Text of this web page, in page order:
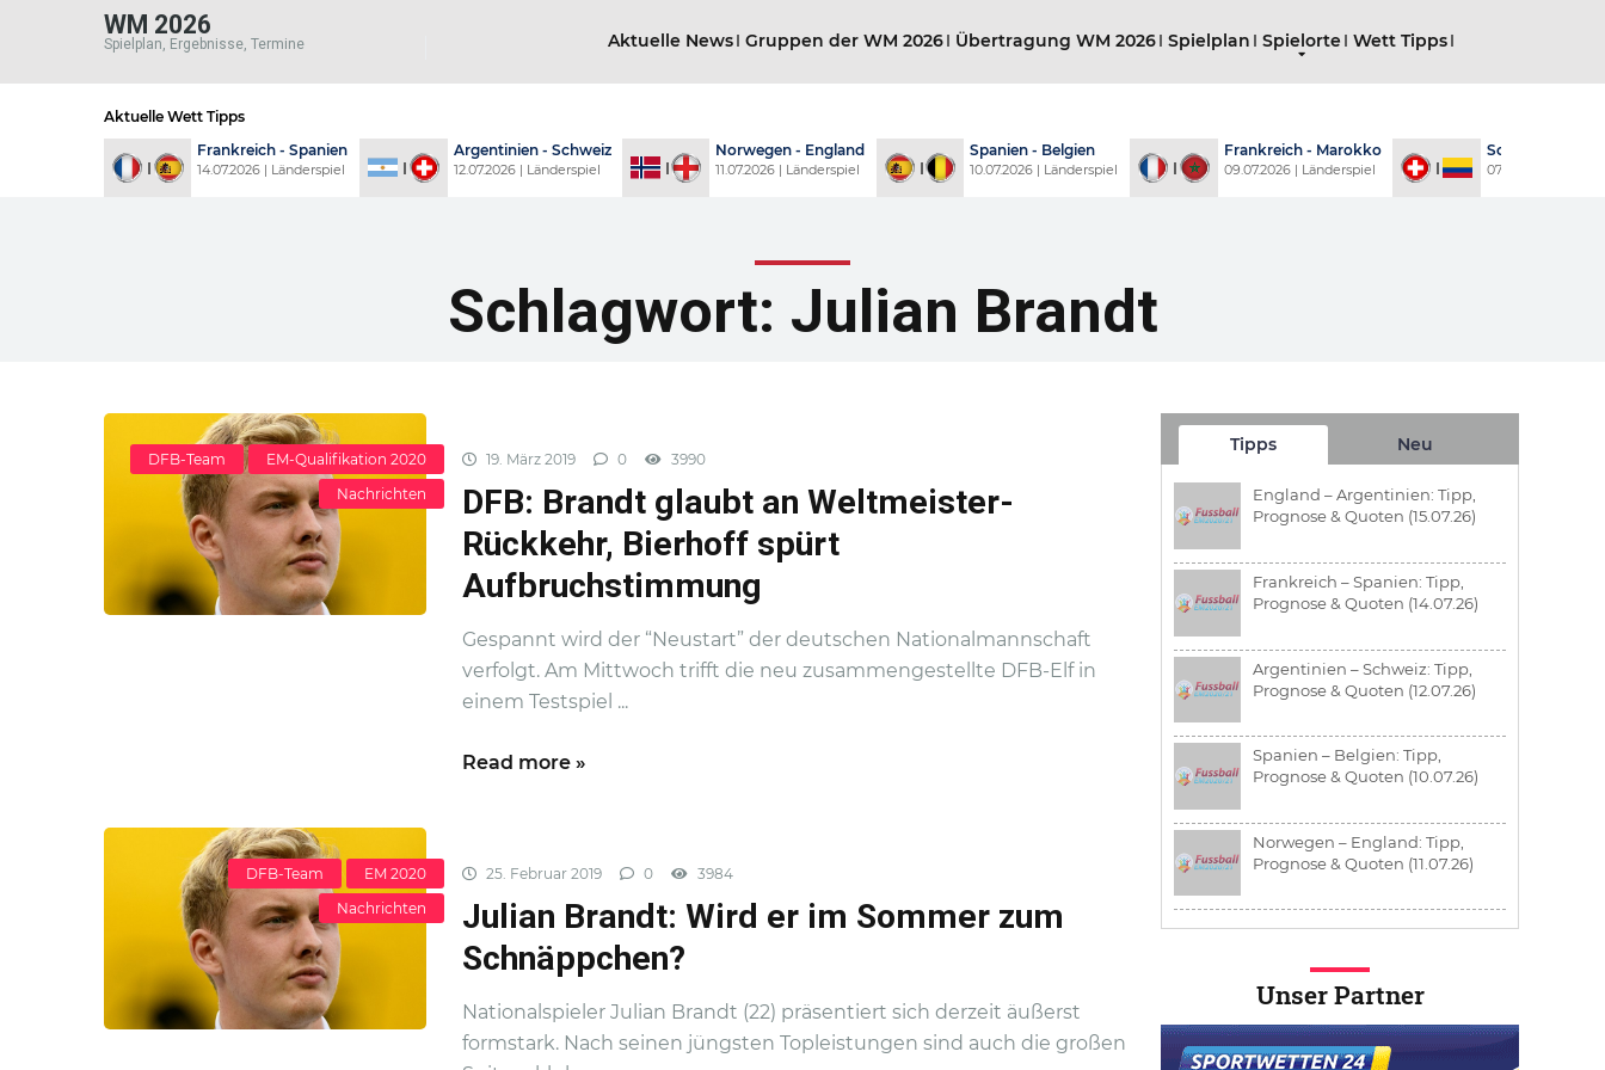
WM 2026
Spielplan, Ergebnisse, Termine Aktuelle News Gruppen der WM 2026 Übertragung WM 2026 Spielplan Spielorte Wett Tipps
Aktuelle Wett Tipps
Frankreich - Spanien
14.07.2026 | Länderspiel
Argentinien - Schweiz
12.07.2026 | Länderspiel
Norwegen - England
11.07.2026 | Länderspiel
Spanien - Belgien
10.07.2026 | Länderspiel
Frankreich - Marokko
09.07.2026 | Länderspiel
Schweiz - Kolumbien
07.07.2026 | Länderspiel
Schlagwort: Julian Brandt
DFB-Team
EM-Qualifikation 2020
Nachrichten
19. März 2019 0 3990
DFB: Brandt glaubt an Weltmeister-
Rückkehr, Bierhoff spürt
Aufbruchstimmung
Gespannt wird der “Neustart” der deutschen Nationalmannschaft
verfolgt. Am Mittwoch trifft die neu zusammengestellte DFB-Elf in
einem Testspiel ...
Read more »
DFB-Team
EM 2020
Nachrichten
25. Februar 2019 0 3984
Julian Brandt: Wird er im Sommer zum
Schnäppchen?
Nationalspieler Julian Brandt (22) präsentiert sich derzeit äußerst
formstark. Nach seinen jüngsten Topleistungen sind auch die großen
Tipps Neu
England – Argentinien: Tipp,
Prognose & Quoten (15.07.26)
Frankreich – Spanien: Tipp,
Prognose & Quoten (14.07.26)
Argentinien – Schweiz: Tipp,
Prognose & Quoten (12.07.26)
Spanien – Belgien: Tipp,
Prognose & Quoten (10.07.26)
Norwegen – England: Tipp,
Prognose & Quoten (11.07.26)
Unser Partner